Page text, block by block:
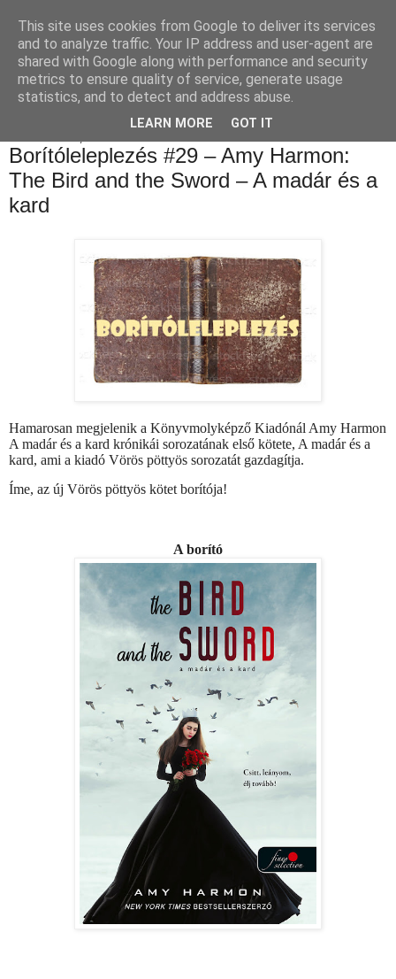
Luthien Könyvvilága Blog
Borítóleleplezés #29 – Amy Harmon:
The Bird and the Sword – A madár és a
kard
Hamarosan megjelenik a Könyvmolyképző Kiadónál Amy Harmon
A madár és a kard krónikái sorozatának első kötete, A madár és a
kard, ami a kiadó Vörös pöttyös sorozatát gazdagítja.
Íme, az új Vörös pöttyös kötet borítója!
A borító
This site uses cookies from Google to deliver its services
and to analyze traffic. Your IP address and user-agent are
shared with Google along with performance and security
metrics to ensure quality of service, generate usage
statistics, and to detect and address abuse.
LEARN MORE GOT IT